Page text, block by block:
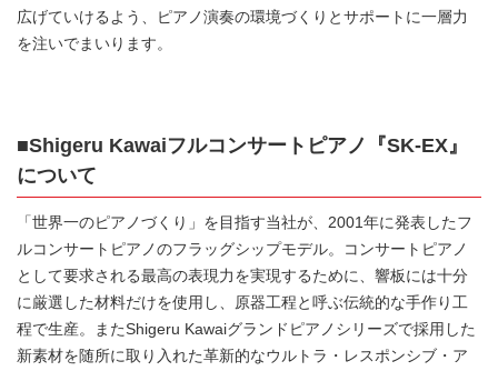
広げていけるよう、ピアノ演奏の環境づくりとサポートに一層力
を注いでまいります。
■Shigeru Kawaiフルコンサートピアノ『SK-EX』
について
「世界一のピアノづくり」を目指す当社が、2001年に発表したフ
ルコンサートピアノのフラッグシップモデル。コンサートピアノ
として要求される最高の表現力を実現するために、響板には十分
に厳選した材料だけを使用し、原器工程と呼ぶ伝統的な手作り工
程で生産。またShigeru Kawaiグランドピアノシリーズで採用した
新素材を随所に取り入れた革新的なウルトラ・レスポンシブ・ア